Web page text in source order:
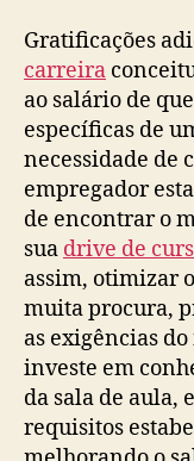
Gratificações
carreira
ao salário de
específicas de
necessidade de
empregador
de encontrar o
sua drive de
assim, otimizar
muita procura,
as exigências
investe em
da sala de aula,
requisitos